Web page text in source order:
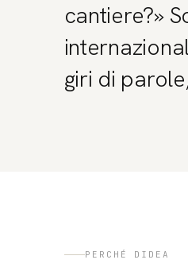
cantiere?»
giri di
PERCHÉ DIDEA